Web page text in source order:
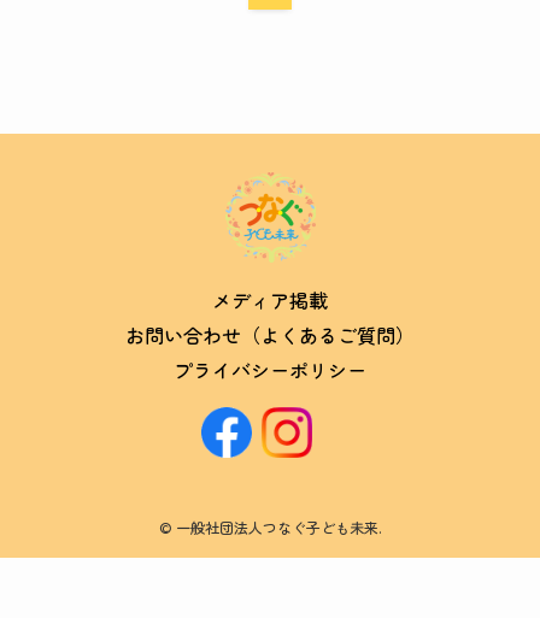
メディア掲載
お問い合わせ（よくあるご質問）
プライバシーポリシー
© 一般社団法人つなぐ子ども未来.